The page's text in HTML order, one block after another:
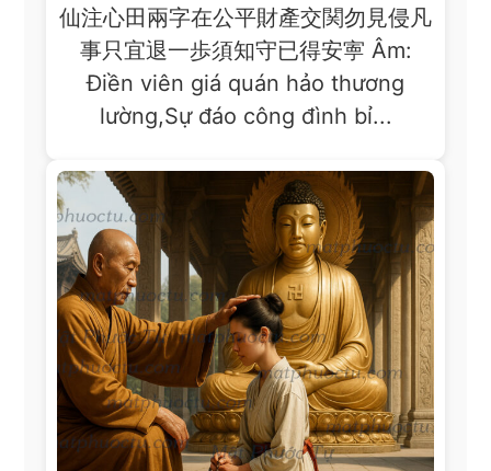
仙注心田兩字在公平財產交関勿見侵凡
事只宜退一歩須知守已得安寕 Âm:
Điền viên giá quán hảo thương
lường,Sự đáo công đình bỉ...